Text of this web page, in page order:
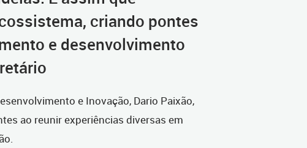
criando pontes
e desenvolvimento
e Inovação, Dario Paixão,
ao reunir experiências diversas em